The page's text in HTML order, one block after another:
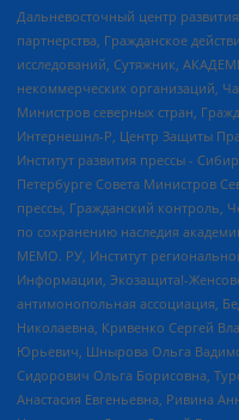
Дальневосточный центр
партнерства, Гражданское
исследований, Сутяжник,
некоммерческих организаций,
Министров северных стран,
Интернешнл-Р, Центр Защиты
Институт развития прессы -
Петербурге Совета Министров
прессы, Гражданский контроль,
по сохранению наследия
МЕМО. РУ, Институт
Информации, Экозащита!-
антимонопольная ассоциация,
Николаевна, Кривенко Сергей
Юрьевич, Шнырова Ольга
Сидорович Ольга Борисовна,
Анастасия Евгеньевна, Ривина